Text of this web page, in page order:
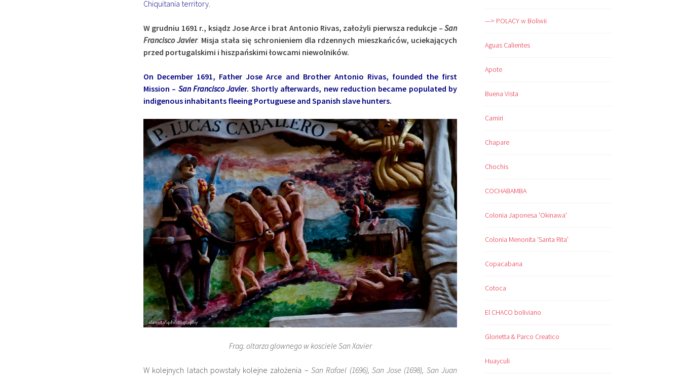
Chiquitania territory.
W grudniu 1691 r., ksiądz Jose Arce i brat Antonio Rivas, założyli pierwsza redukcje – San
Francisco Javier. Misja stała się schronieniem dla rdzennych mieszkańców, uciekających
przed portugalskimi i hiszpańskimi łowcami niewolników.
On December 1691, Father Jose Arce and Brother Antonio Rivas, founded the first
Mission – San Francisco Javier. Shortly afterwards, new reduction became populated by
indigenous inhabitants fleeing Portuguese and Spanish slave hunters.
Frag. oltarza glownego w kosciele San Xavier
W kolejnych latach powstały kolejne założenia – San Rafael (1696), San Jose (1698), San Juan
—> POLACY w Boliwii
Aguas Calientes
Apote
Buena Vista
Camiri
Chapare
Chochis
COCHABAMBA
Colonia Japonesa 'Okinawa'
Colonia Menonita 'Santa Rita'
Copacabana
Cotoca
El CHACO boliviano
Glorietta & Parco Creatico
Huayculi